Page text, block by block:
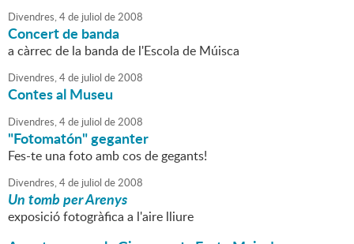
Divendres,4de juliol de2008
Concert de banda
a càrrec de la banda de l'Escola de Múisca
Divendres,4de juliol de2008
Contes al Museu
Divendres,4de juliol de2008
"Fotomatón" geganter
Fes-te una foto amb cos de gegants!
Divendres,4de juliol de2008
Un tomb per Arenys
exposició fotogràfica a l'aire lliure